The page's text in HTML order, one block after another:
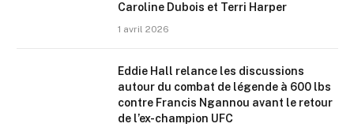
Caroline Dubois et Terri Harper
1 avril 2026
Eddie Hall relance les discussions
autour du combat de légende à 600 lbs
contre Francis Ngannou avant le retour
de l’ex-champion UFC